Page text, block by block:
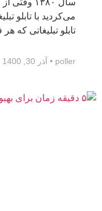
تابلو تبلیغاتی که
poller آذر 30, 1400